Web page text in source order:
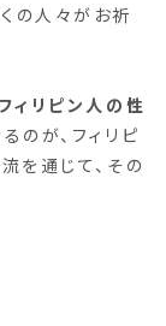
の人々がお祈
ィリピン人の性
のが、フィリピ
を通じて、その